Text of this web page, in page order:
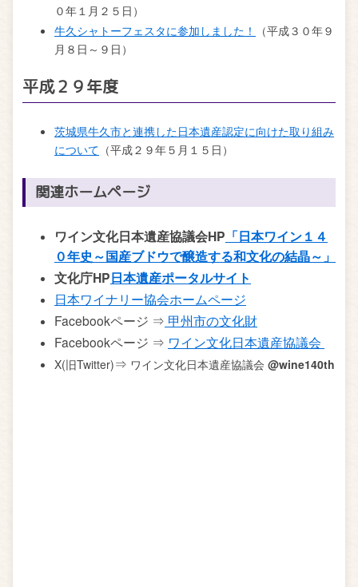
０年１月２５日）
牛久シャトーフェスタに参加しました！
（平成３０年９
月８日～９日）
平成２９年度
茨城県牛久市と連携した日本遺産認定に向けた取り組み
について （平成２９年５月１５日）
関連ホームページ
ワイン文化日本遺産協議会HP 「日本ワイン１４
０年史～国産ブドウで醸造する和文化の結晶～」
文化庁HP日本遺産ポータルサイト
日本ワイナリー協会ホームページ
Facebookページ ⇒ 甲州市の文化財
Facebookページ ⇒ ワイン文化日本遺産協議会
X(旧Twitter)⇒ ワイン文化日本遺産協議会 @wine140th